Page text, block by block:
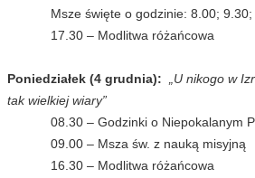
Msze święte o godzinie: 8.00; 9.30;
17.30 – Modlitwa różańcowa
Poniedziałek (4 grudnia):
„U nikogo w
tak wielkiej wiary”
08.30 – Godzinki o Niepokalanym
09.00 – Msza św. z nauką misyjną
16.30 – Modlitwa różańcowa